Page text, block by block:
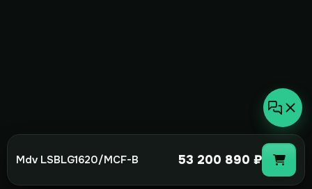
Mdv LSBLG1620/MCF-B 53 200 890 ₽